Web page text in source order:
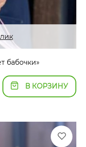
бабочки»
В КОРЗИНУ